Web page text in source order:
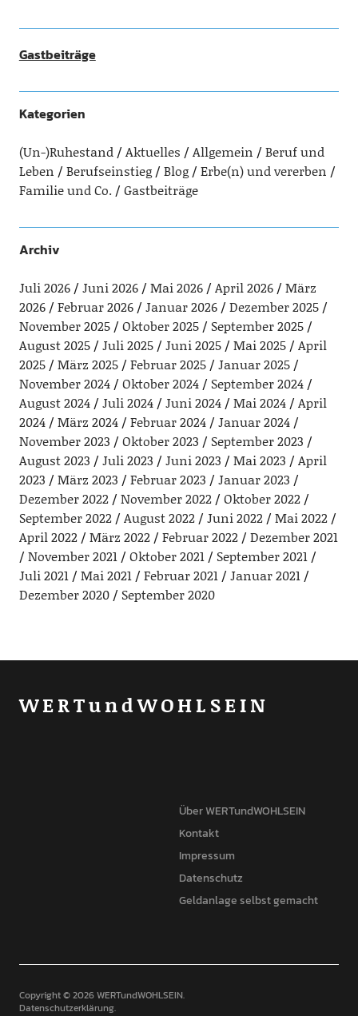
Gastbeiträge
Kategorien
(Un-)Ruhestand Aktuelles Allgemein
Beruf und
Leben
Berufseinstieg Blog
Erbe(n) und vererben
Familie und Co.
Gastbeiträge
Archiv
Juli 2026 Juni 2026 Mai 2026 April 2026
März
2026
Februar 2026 Januar 2026
Dezember 2025
November 2025
Oktober 2025
September 2025
August 2025
Juli 2025 Juni 2025 Mai 2025
April
2025
März 2025 Februar 2025
Januar 2025
November 2024
Oktober 2024
September 2024
August 2024
Juli 2024 Juni 2024 Mai 2024
April
2024
März 2024 Februar 2024
Januar 2024
November 2023
Oktober 2023
September 2023
August 2023
Juli 2023 Juni 2023 Mai 2023
April
2023
März 2023 Februar 2023
Januar 2023
Dezember 2022
November 2022
Oktober 2022
September 2022
August 2022 Juni 2022
Mai 2022
April 2022
März 2022 Februar 2022
Dezember 2021
November 2021
Oktober 2021
September 2021
Juli 2021
Mai 2021 Februar 2021
Januar 2021
Dezember 2020
September 2020
WERTundWOHLSEIN
Über WERTundWOHLSEIN
Kontakt
Impressum
Datenschutz
Geldanlage selbst gemacht
Copyright © 2026 WERTundWOHLSEIN
Datenschutzerklärung